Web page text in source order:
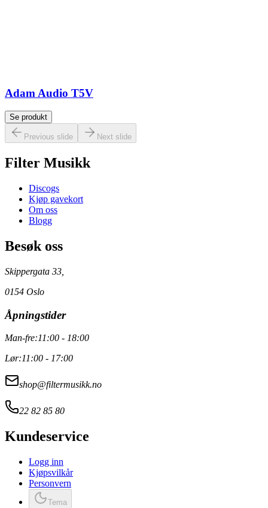
Adam Audio T5V
Se produkt
Previous slide Next slide
Filter Musikk
Discogs
Kjøp gavekort
Om oss
Blogg
Besøk oss
Skippergata 33,
0154 Oslo
Åpningstider
Man-fre:11:00 - 18:00
Lør:11:00 - 17:00
shop@filtermusikk.no
22 82 85 80
Kundeservice
Logg inn
Kjøpsvilkår
Personvern
Tema